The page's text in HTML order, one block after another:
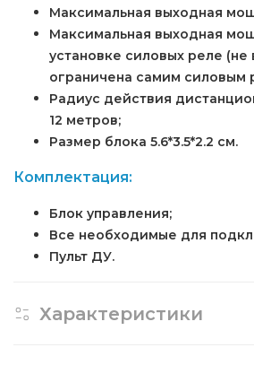
Максимальная выходная
Максимальная выходная
установке силовых реле (не
ограничена самим силовым
Радиус действия
12 метров;
Размер блока 5.6*3.5*2.2 см.
Комплектация:
Блок управления;
Все необходимые для
Пульт ДУ.
Характеристики